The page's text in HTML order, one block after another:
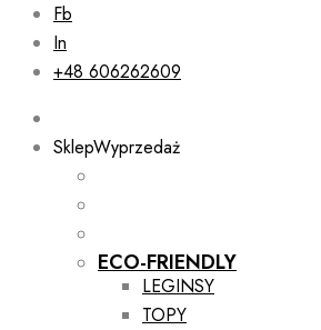
Fb
In
+48 606262609
SklepWyprzedaż
ECO-FRIENDLY
LEGINSY
TOPY